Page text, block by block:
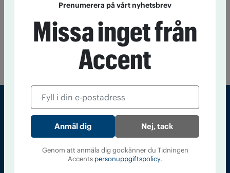
23 april 2018
Den 1 mars antog Grönland en ny alkohollag
som förbjuder alkoholreklam, begränsar försäljningstider och
kräver att alkohol avgränsas från andra varor i butiken.
Sveriges största tidning om droger och nykterhet
Tidningen Accent, A4, Bondegatan 21, 116 33 Stockholm
accent@iogt.se
Prenumerera på vårt nyhetsbrev
Missa inget från
Accent
Nej, tack
Genom att anmäla dig godkänner du Tidningen
Accents personuppgiftspolicy.